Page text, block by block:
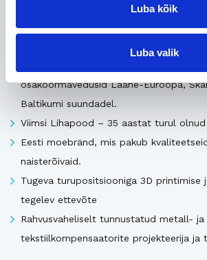
Luba kõik
Luba valik
osakoormavedusid Lääne-Euroopa,
Baltikumi suundadel.
Viimsi Lihapood – 35 aastat turul
Eesti moebränd, mis pakub
naisterõivaid.
Tugeva turupositsiooniga 3D printimise
tegelev ettevõte
Rahvusvaheliselt tunnustatud metall- ja
tekstiilkompensaatorite projekteerija ja